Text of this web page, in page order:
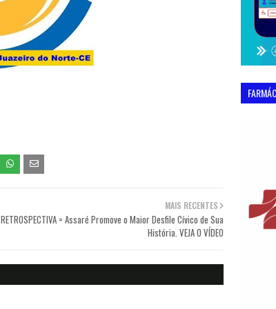
MAIS RECENTES
RETROSPECTIVA = Assaré Promove o Maior Desfile Cívico de Sua
História. VEJA O VÍDEO